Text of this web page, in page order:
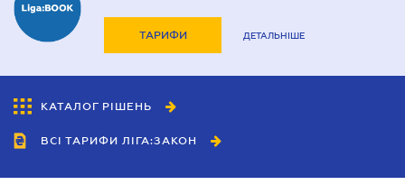
ТАРИФИ ДЕТАЛЬНІШЕ
КАТАЛОГ РІШЕНЬ
ВСІ ТАРИФИ ЛІГА:ЗАКОН